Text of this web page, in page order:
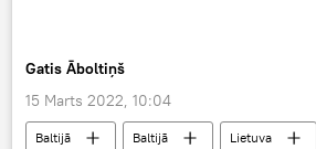
Gatis Āboltiņš
15 Marts 2022, 10:04
Baltijā Baltijā
Lietuva